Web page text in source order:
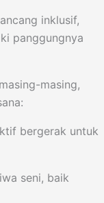
inklusif,
panggungnya
masing,
bergerak untuk
seni, baik